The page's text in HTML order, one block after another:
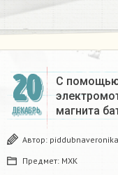
20
ДЕКАБРЬ
С
магнита
Автор: piddubnaveronika
Предмет: МХК